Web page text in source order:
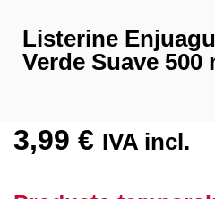
Listerine
Verde Suave 500
3,99 € IVA incl.